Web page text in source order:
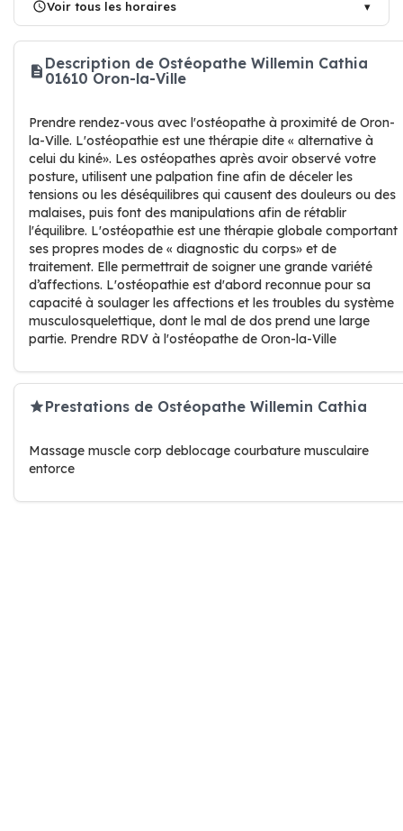
Voir tous les horaires
Description de Ostéopathe Willemin Cathia
01610 Oron-la-Ville
Prendre rendez-vous avec l'ostéopathe à proximité de Oron-
la-Ville. L'ostéopathie est une thérapie dite « alternative à
celui du kiné». Les ostéopathes après avoir observé votre
posture, utilisent une palpation fine afin de déceler les
tensions ou les déséquilibres qui causent des douleurs ou des
malaises, puis font des manipulations afin de rétablir
l'équilibre. L'ostéopathie est une thérapie globale comportant
ses propres modes de « diagnostic du corps» et de
traitement. Elle permettrait de soigner une grande variété
d’affections. L'ostéopathie est d'abord reconnue pour sa
capacité à soulager les affections et les troubles du système
musculosquelettique, dont le mal de dos prend une large
partie. Prendre RDV à l'ostéopathe de Oron-la-Ville
Prestations de Ostéopathe Willemin Cathia
Massage muscle corp deblocage courbature musculaire
entorce